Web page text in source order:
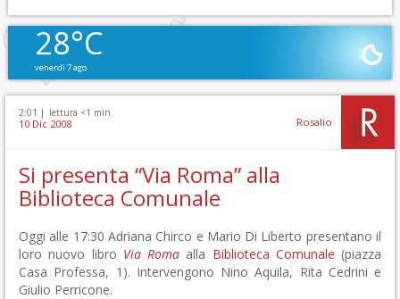
28°C
venerdì 7 ago
2:01 | lettura <1 min.
10 Dic 2008 Rosalio
Si presenta “Via Roma” alla
Biblioteca Comunale
Oggi alle 17:30 Adriana Chirco e Mario Di Liberto presentano il
loro nuovo libro Via Roma alla Biblioteca Comunale (piazza
Casa Professa, 1). Intervengono Nino Aquila, Rita Cedrini e
Giulio Perricone.